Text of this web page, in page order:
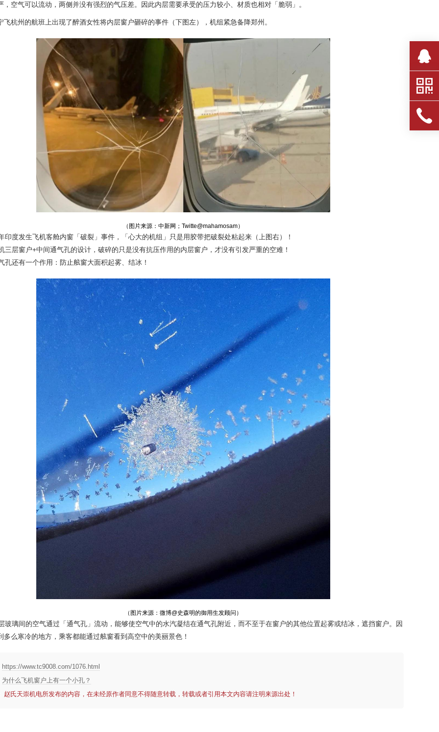
，空气可以流动，两侧并没有强烈的气压差。因此内层需要承受的压力较小、材质也相对「脆弱」。
飞杭州的航班上出现了醉酒女性将内层窗户砸碎的事件（下图左），机组紧急备降郑州。
（图片来源：中新网；Twitte@mahamosam）
度发生飞机客舱内窗「破裂」事件，「心大的机组」只是用胶带把破裂处粘起来（上图右）！
层窗户+中间通气孔的设计，破碎的只是没有抗压作用的内层窗户，才没有引发严重的空难！
还有一个作用：防止舷窗大面积起雾、结冰！
（图片来源：微博@史森明的御用生发顾问）
璃间的空气通过「通气孔」流动，能够使空气中的水汽凝结在通气孔附近，而不至于在窗户的其他位置起雾或结冰，遮挡窗户。因
多么寒冷的地方，乘客都能通过舷窗看到高空中的美丽景色！
https://www.tc9008.com/1076.html
为什么飞机窗户上有一个小孔？
赵氏天崇机电所发布的内容，在未经原作者同意不得随意转载，转载或者引用本文内容请注明来源出处！